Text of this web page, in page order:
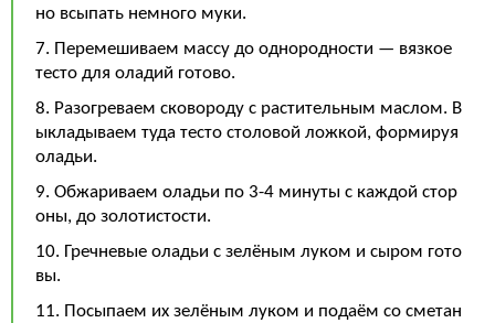
но всыпать немного муки.
7. Перемешиваем массу до однородности — вязкое
тесто для оладий готово.
8. Разогреваем сковороду с растительным маслом. В
ыкладываем туда тесто столовой ложкой, формируя
оладьи.
9. Обжариваем оладьи по 3-4 минуты с каждой стор
оны, до золотистости.
10. Гречневые оладьи с зелёным луком и сыром гото
вы.
11. Посыпаем их зелёным луком и подаём со сметан